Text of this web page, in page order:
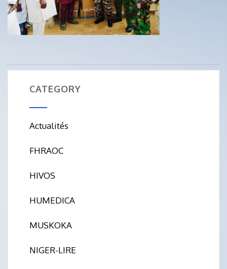
CATEGORY
Actualités
FHRAOC
HIVOS
HUMEDICA
MUSKOKA
NIGER-LIRE